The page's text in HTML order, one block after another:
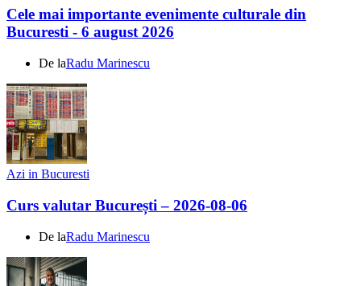
Cele mai importante evenimente culturale din
Bucuresti - 6 august 2026
De laRadu Marinescu
Azi in Bucuresti
Curs valutar București – 2026-08-06
De laRadu Marinescu